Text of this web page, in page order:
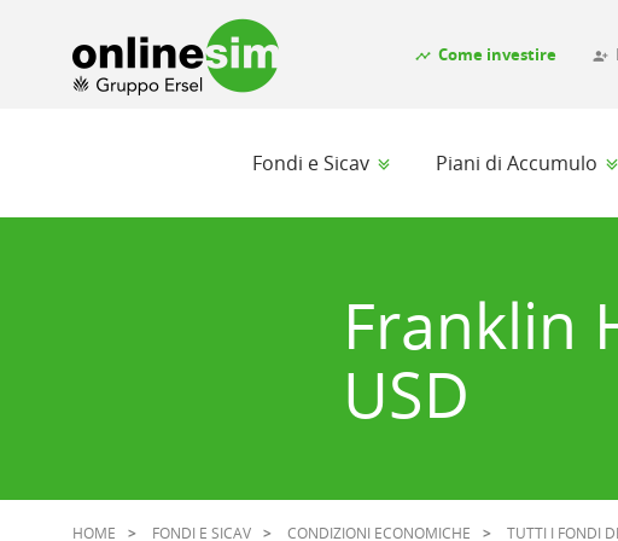
timeline Come investire person_add_alt_1
Fondi e Sicav Piani di Accumulo
Franklin
USD
HOME FONDI E SICAV CONDIZIONI ECONOMICHE TUTTI I FONDI